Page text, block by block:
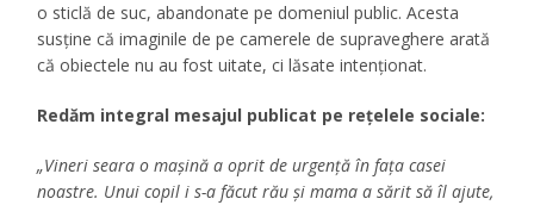
o sticlă de suc, abandonate pe domeniul public. Acesta
susține că imaginile de pe camerele de supraveghere arată
că obiectele nu au fost uitate, ci lăsate intenționat.
Redăm integral mesajul publicat pe rețelele sociale:
„Vineri seara o mașină a oprit de urgență în fața casei
noastre. Unui copil i s-a făcut rău și mama a sărit să îl ajute,